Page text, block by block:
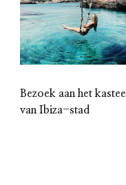
Bezoek aan het kasteel
van Ibiza-stad